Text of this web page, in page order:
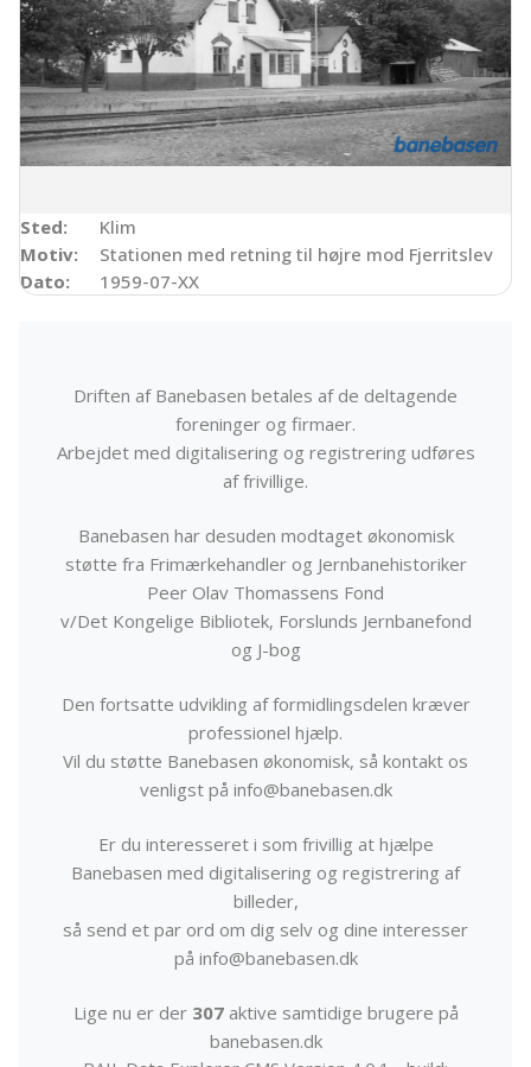
Sted:
Klim
Motiv:
Stationen med retning til højre mod Fjerritslev
Dato:
1959-07-XX
Driften af Banebasen betales af de deltagende
foreninger og firmaer.
Arbejdet med digitalisering og registrering udføres
af frivillige.
Banebasen har desuden modtaget økonomisk
støtte fra Frimærkehandler og Jernbanehistoriker
Peer Olav Thomassens Fond
v/Det Kongelige Bibliotek, Forslunds Jernbanefond
og J-bog
Den fortsatte udvikling af formidlingsdelen kræver
professionel hjælp.
Vil du støtte Banebasen økonomisk, så kontakt os
venligst på info@banebasen.dk
Er du interesseret i som frivillig at hjælpe
Banebasen med digitalisering og registrering af
billeder,
så send et par ord om dig selv og dine interesser
på info@banebasen.dk
Lige nu er der 307aktive samtidige brugere på
banebasen.dk